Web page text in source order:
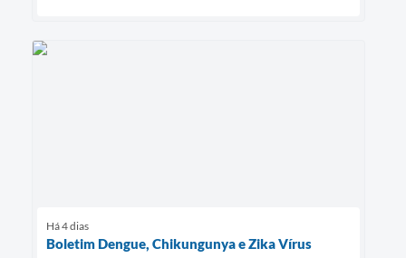
Há 4 dias
Boletim Dengue, Chikungunya e Zika Vírus